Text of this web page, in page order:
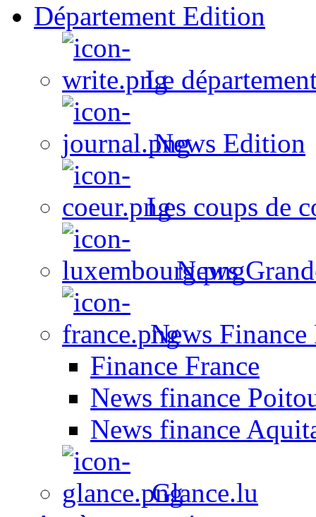
Département Edition
Le
News Edition
Les coups de
News
News Finance
Finance France
News finance
News finance
Glance.lu